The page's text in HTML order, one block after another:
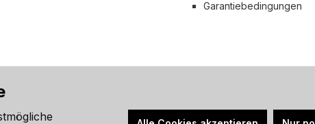
Garantiebedingungen
Mehrwertsteuer zzgl. Versandkostenund ggf.